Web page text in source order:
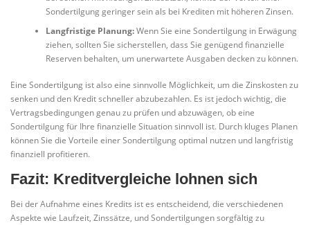
Sondertilgung geringer sein als bei Krediten mit höheren Zinsen.
Langfristige Planung:Wenn Sie eine Sondertilgung in Erwägung
ziehen, sollten Sie sicherstellen, dass Sie genügend finanzielle
Reserven behalten, um unerwartete Ausgaben decken zu können.
Eine Sondertilgung ist also eine sinnvolle Möglichkeit, um die Zinskosten zu
senken und den Kredit schneller abzubezahlen. Es ist jedoch wichtig, die
Vertragsbedingungen genau zu prüfen und abzuwägen, ob eine
Sondertilgung für Ihre finanzielle Situation sinnvoll ist. Durch kluges Planen
können Sie die Vorteile einer Sondertilgung optimal nutzen und langfristig
finanziell profitieren.
Fazit: Kreditvergleiche lohnen sich
Bei der Aufnahme eines Kredits ist es entscheidend, die verschiedenen
Aspekte wie Laufzeit, Zinssätze, und Sondertilgungen sorgfältig zu